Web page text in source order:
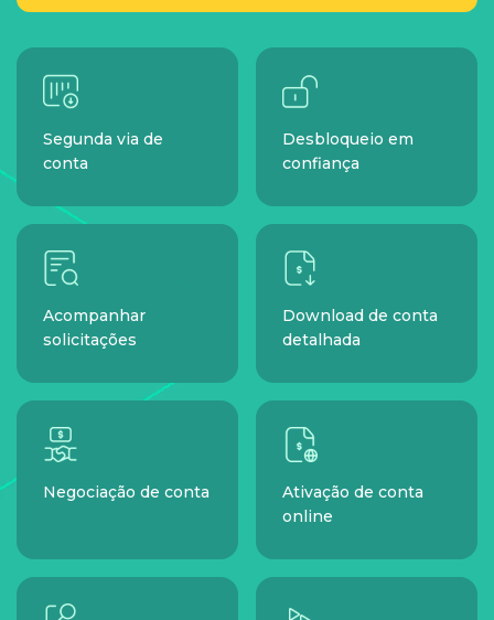
Segunda via de
conta
Desbloqueio em
confiança
Acompanhar
solicitações
Download de conta
detalhada
Negociação de conta
Ativação de conta
online